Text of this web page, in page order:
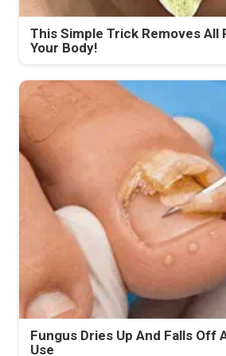
This Simple Trick Removes All
Your Body!
Fungus Dries Up And Falls Off
Use